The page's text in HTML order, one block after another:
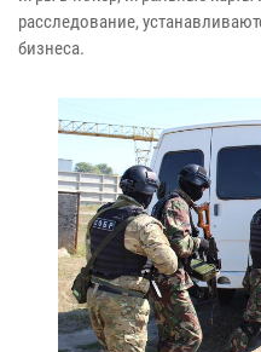
расследование,
бизнеса.